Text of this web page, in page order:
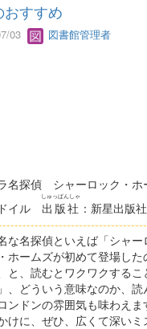
おすすめ
03 図書館管理者
名探偵 シャーロック・
イル 出版社
しゅっぱんしゃ
：新星出版社
な名探偵といえば「シャ
ホームズが初めて登場し
と、読むとワクワクする
、どういう意味なのか、
ンドンの雰囲気も味わ
に、ぜひ、広くて深いミ